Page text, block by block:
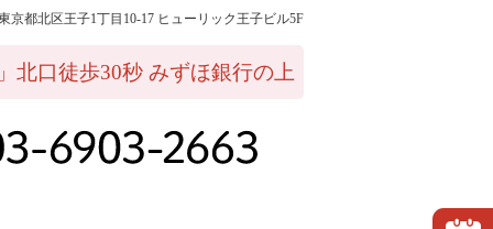
京都北区王子1丁目10-17 ヒューリック王子ビル5F
北口徒歩30秒 みずほ銀行の上